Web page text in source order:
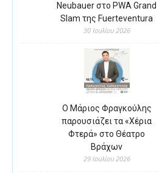
Neubauer στο PWA Grand
Slam της Fuerteventura
30 Ιουλίου 2026
Ο Μάριος Φραγκούλης
παρουσιάζει τα «Χέρια
Φτερά» στο Θέατρο
Βράχων
29 Ιουλίου 2026